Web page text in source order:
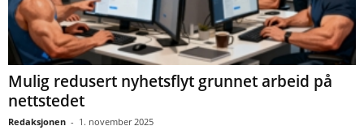
Mulig redusert nyhetsflyt grunnet arbeid på
nettstedet
Redaksjonen - 1. november 2025